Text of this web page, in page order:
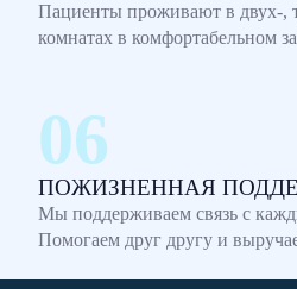
Пациенты проживают в двух-,
комнатах в комфортабельном
ПОЖИЗНЕННАЯ
Мы поддерживаем связь с
Помогаем друг другу и